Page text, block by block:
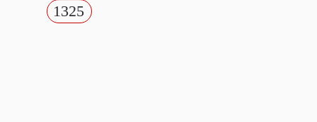
1325